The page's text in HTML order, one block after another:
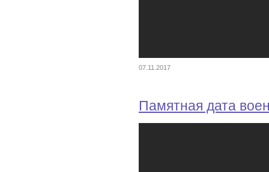
07.11.2017
Памятная дата